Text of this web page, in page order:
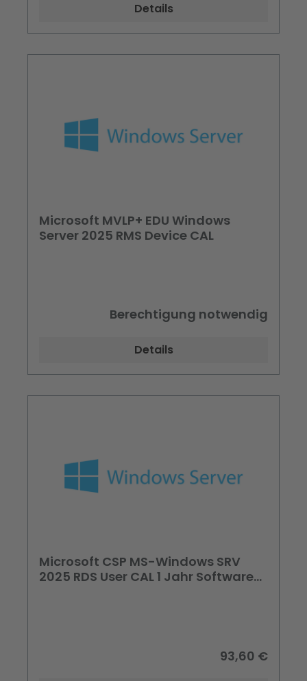
Details
Microsoft MVLP+ EDU Windows
Server 2025 RMS Device CAL
Berechtigung notwendig
Details
Microsoft CSP MS-Windows SRV
2025 RDS User CAL 1 Jahr Software
93,60 €